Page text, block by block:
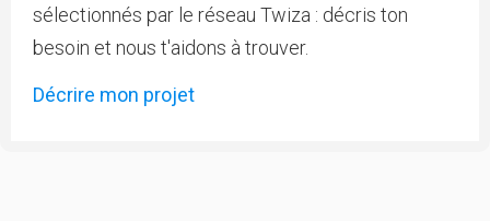
sélectionnés par le réseau Twiza : décris ton
besoin et nous t'aidons à trouver.
Décrire mon projet